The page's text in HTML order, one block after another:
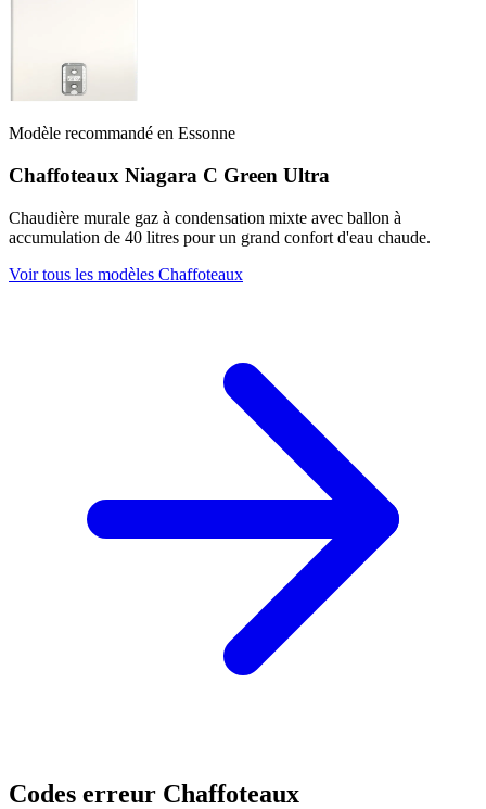
Modèle recommandé en Essonne
Chaffoteaux Niagara C Green Ultra
Chaudière murale gaz à condensation mixte avec ballon à
accumulation de 40 litres pour un grand confort d'eau chaude.
Voir tous les modèles Chaffoteaux
Codes erreur Chaffoteaux